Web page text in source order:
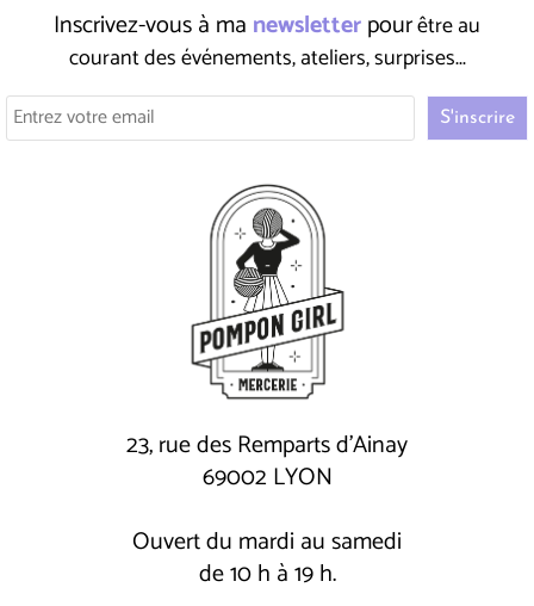
Inscrivez-vous à ma newsletterpourêtre au
courant des événements, ateliers, surprises...
23, rue des Remparts d'Ainay
69002 LYON
Ouvert du mardi au samedi
de 10 h à 19 h.